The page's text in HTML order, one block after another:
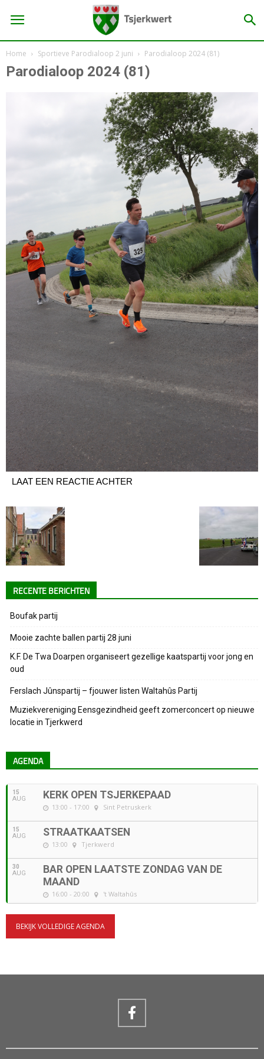
Home Sportieve Parodialoop 2 juni Parodialoop 2024 (81)
Parodialoop 2024 (81)
LAAT EEN REACTIE ACHTER
RECENTE BERICHTEN
Boufak partij
Mooie zachte ballen partij 28 juni
K.F. De Twa Doarpen organiseert gezellige kaatspartij voor jong en
oud
Ferslach Jûnspartij – fjouwer listen Waltahûs Partij
Muziekvereniging Eensgezindheid geeft zomerconcert op nieuwe
locatie in Tjerkwerd
AGENDA
15
AUG KERK OPEN TSJERKEPAAD
13:00 - 17:00 Sint Petruskerk
15
AUG STRAATKAATSEN
13:00 Tjerkwerd
30
AUG
BAR OPEN LAATSTE ZONDAG VAN DE
MAAND
16:00 - 20:00 't Waltahûs
BEKIJK VOLLEDIGE AGENDA